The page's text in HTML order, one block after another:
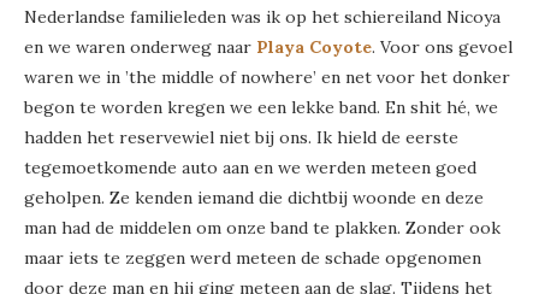
Nederlandse familieleden was ik op het schiereiland Nicoya
en we waren onderweg naar Playa Coyote. Voor ons gevoel
waren we in ’the middle of nowhere’ en net voor het donker
begon te worden kregen we een lekke band. En shit hé, we
hadden het reservewiel niet bij ons. Ik hield de eerste
tegemoetkomende auto aan en we werden meteen goed
geholpen. Ze kenden iemand die dichtbij woonde en deze
man had de middelen om onze band te plakken. Zonder ook
maar iets te zeggen werd meteen de schade opgenomen
door deze man en hij ging meteen aan de slag. Tijdens het